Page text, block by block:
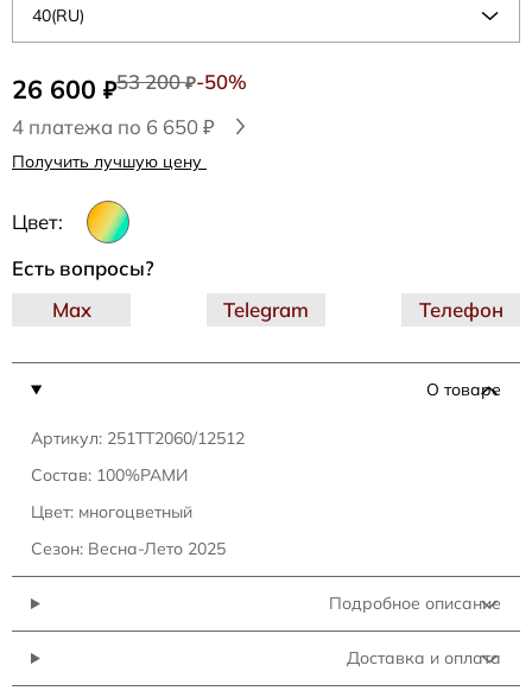
26 600 ₽53 200₽-50%
4 платежа по 6 650 ₽
Получить лучшую цену
Цвет:
40(RU)
О товаре
Артикул: 251TT2060/12512
Состав: 100%РАМИ
Цвет: многоцветный
Сезон: Весна-Лето 2025
Подробное описание
Доставка и оплата
Есть вопросы?
Telegram
Max Телефон